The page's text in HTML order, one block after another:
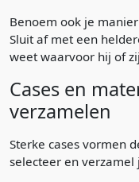
Benoem ook je
Sluit af met een
weet waarvoor hij of
Cases en
verzamelen
Sterke cases vormen
selecteer en